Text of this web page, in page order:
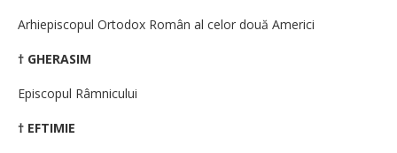
Arhiepiscopul Ortodox Român al celor două Americi
† GHERASIM
Episcopul Râmnicului
† EFTIMIE